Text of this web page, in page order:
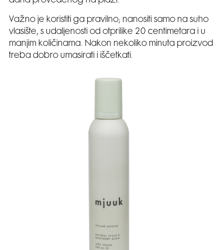
Važno je koristiti ga pravilno; nanositi samo na suho
vlasište, s udaljenosti od otprilike 20 centimetara i u
manjim količinama. Nakon nekoliko minuta proizvod
treba dobro umasirati i iščetkati.